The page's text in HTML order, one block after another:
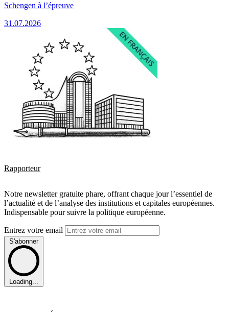
Schengen à l’épreuve
31.07.2026
Rapporteur
Notre newsletter gratuite phare, offrant chaque jour l’essentiel de
l’actualité et de l’analyse des institutions et capitales européennes.
Indispensable pour suivre la politique européenne.
Entrez votre email
S'abonner
Loading...